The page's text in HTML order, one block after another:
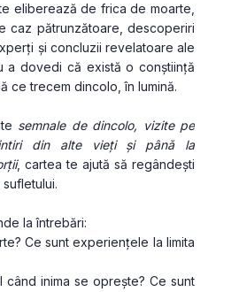
eliberează de frica de moarte,
caz pătrunzătoare, descoperiri
și concluzii revelatoare ale
a dovedi că există o conștiință
ce trecem dincolo, în lumină.
semnale de dincolo, vizite pe
din alte vieți și până la
, cartea te ajută să regândești
la întrebări:
Ce sunt experiențele la limita
când inima se oprește? Ce sunt